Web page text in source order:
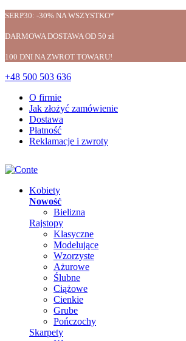
SERP30: -30% NA WSZYSTKO*
DARMOWA DOSTAWA OD 50 zł
100 DNI NA ZWROT TOWARU!
+48 500 503 636
O firmie
Jak złożyć zamówienie
Dostawa
Płatność
Reklamacje i zwroty
Kobiety
Nowość
Bielizna
Rajstopy
Klasyczne
Modelujące
Wzorzyste
Ażurowe
Ślubne
Ciążowe
Cienkie
Grube
Pończochy
Skarpety